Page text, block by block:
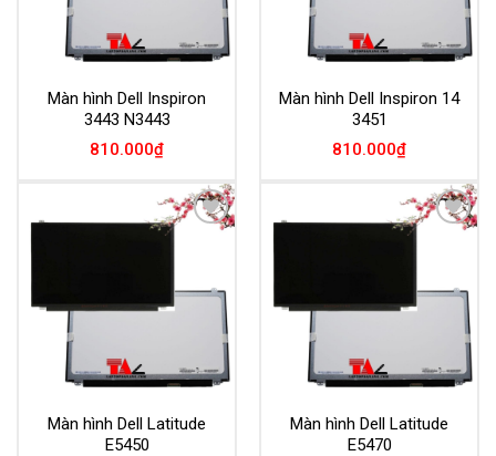
Màn hình Dell Inspiron
3443 N3443
810.000₫
Màn hình Dell Inspiron 14
3451
810.000₫
Màn hình Dell Latitude
E5450
Màn hình Dell Latitude
E5470